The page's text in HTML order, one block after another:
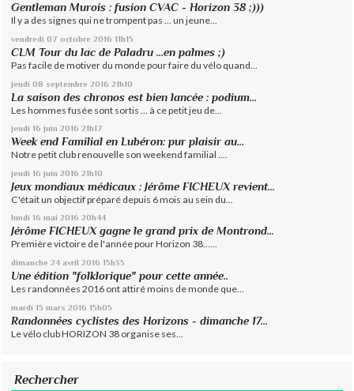
Gentleman Murois : fusion CVAC - Horizon 38 ;)))
Il y a des signes qui ne trompent pas ... un jeune...
vendredi 07 octobre 2016 11h15
CLM Tour du lac de Paladru ...en palmes ;)
Pas facile de motiver du monde pour faire du vélo quand...
jeudi 08 septembre 2016 21h10
La saison des chronos est bien lancée : podium...
Les hommes fusée sont sortis ... à ce petit jeu de...
jeudi 16 juin 2016 21h17
Week end Familial en Lubéron: pur plaisir au...
Notre petit club renouvelle son weekend familial ....
jeudi 16 juin 2016 21h10
Jeux mondiaux médicaux : Jérôme FICHEUX revient...
C'était un objectif préparé depuis 6 mois au sein du...
lundi 16 mai 2016 20h44
Jérôme FICHEUX gagne le grand prix de Montrond...
Première victoire de l'année pour Horizon 38......
dimanche 24 avril 2016 15h35
Une édition "folklorique" pour cette année..
Les randonnées 2016 ont attiré moins de monde que...
mardi 15 mars 2016 15h05
Randonnées cyclistes des Horizons - dimanche 17...
Le vélo club HORIZON 38 organise ses...
Rechercher